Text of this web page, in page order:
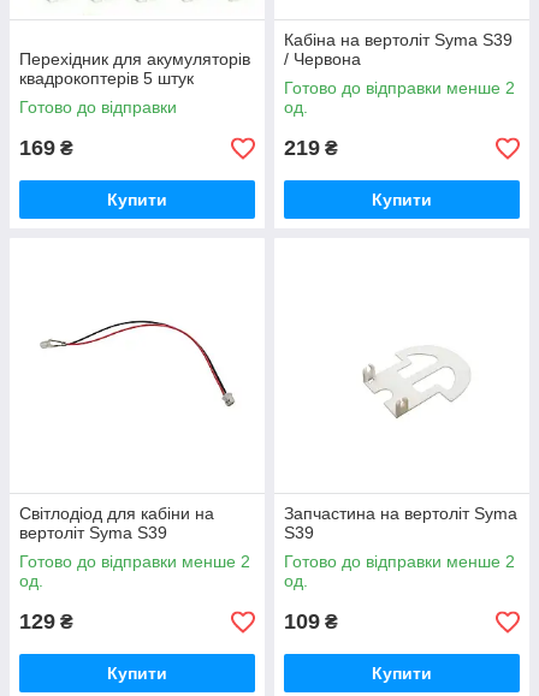
Перехідник для акумуляторів
квадрокоптерів 5 штук
Готово до відправки
169 ₴
Купити
Кабіна на вертоліт Syma S39
/ Червона
Готово до відправки менше 2
од.
219 ₴
Купити
Світлодіод для кабіни на
вертоліт Syma S39
Готово до відправки менше 2
од.
129 ₴
Купити
Запчастина на вертоліт Syma
S39
Готово до відправки менше 2
од.
109 ₴
Купити